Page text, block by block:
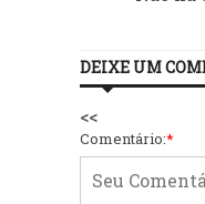
DEIXE UM
<<
Comentário:*